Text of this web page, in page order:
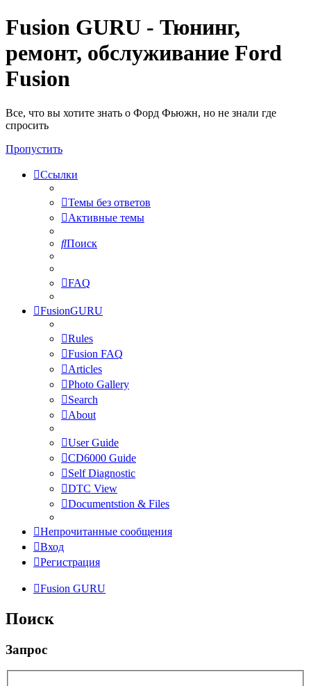
Fusion GURU - Тюнинг,
ремонт, обслуживание Ford
Fusion
Все, что вы хотите знать о Форд Фьюжн, но не знали где
спросить
Пропустить
Ссылки
Темы без ответов
Активные темы
Поиск
FAQ
FusionGURU
Rules
Fusion FAQ
Articles
Photo Gallery
Search
About
User Guide
CD6000 Guide
Self Diagnostic
DTC View
Documentstion & Files
Непрочитанные сообщения
Вход
Регистрация
Fusion GURU
Поиск
Запрос